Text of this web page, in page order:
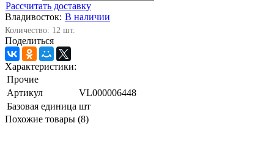
Рассчитать доставку
Владивосток: В наличии
Количество: 12 шт.
Поделиться
Характеристики:
Прочие
Артикул
VL000006448
Базовая единица шт
Похожие товары (8)